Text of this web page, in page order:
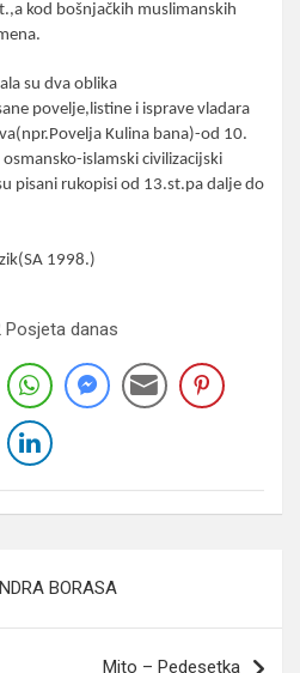
kod bošnjačkih muslimanskih
su dva oblika
povelje,listine i isprave vladara
Kulina bana)-od 10.
islamski civilizacijski
pisani rukopisi od 13.st.pa dalje do
1998.)
Posjeta danas
BORASA
Mito – Pedesetka